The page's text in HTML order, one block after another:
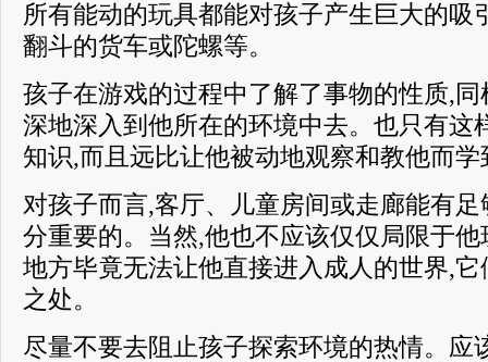
所有能动的玩具都能对孩子产生巨大的吸
翻斗的货车或陀螺等。
孩子在游戏的过程中了解了事物的性质,
深地深入到他所在的环境中去。也只有这
知识,而且远比让他被动地观察和教他而
对孩子而言,客厅、儿童房间或走廊能有
分重要的。当然,他也不应该仅仅局限于
地方毕竟无法让他直接进入成人的世界,
之处。
尽量不要去阻止孩子探索环境的热情。应